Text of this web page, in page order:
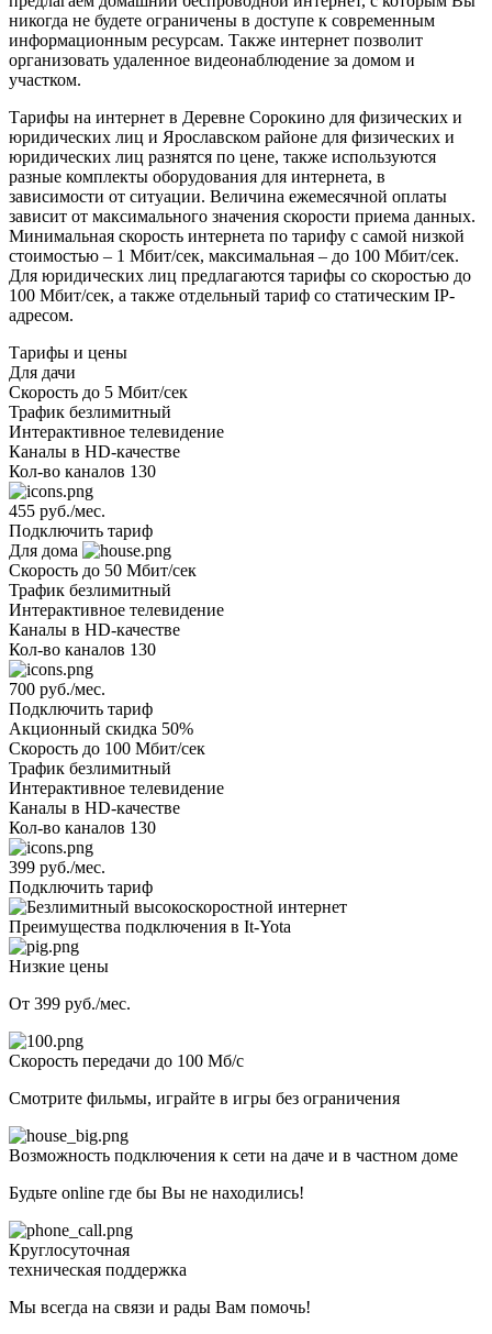
никогда не будете ограничены в доступе к современным
информационным ресурсам. Также интернет позволит
организовать удаленное видеонаблюдение за домом и
участком.
Тарифы на интернет в Деревне Сорокино для физических и
юридических лиц и Ярославском районе для физических и
юридических лиц разнятся по цене, также используются
разные комплекты оборудования для интернета, в
зависимости от ситуации. Величина ежемесячной оплаты
зависит от максимального значения скорости приема данных.
Минимальная скорость интернета по тарифу с самой низкой
стоимостью – 1 Мбит/сек, максимальная – до 100 Мбит/сек.
Для юридических лиц предлагаются тарифы со скоростью до
100 Мбит/сек, а также отдельный тариф со статическим IP-
адресом.
Тарифы и цены
Для дачи
Скорость до 5 Мбит/сек
Трафик безлимитный
Интерактивное телевидение
Каналы в HD-качестве
Кол-во каналов 130
455 руб./мес.
Подключить тариф
Для дома
Скорость до 50 Мбит/сек
Трафик безлимитный
Интерактивное телевидение
Каналы в HD-качестве
Кол-во каналов 130
700 руб./мес.
Подключить тариф
Акционный скидка 50%
Скорость до 100 Мбит/сек
Трафик безлимитный
Интерактивное телевидение
Каналы в HD-качестве
Кол-во каналов 130
399 руб./мес.
Подключить тариф
Преимущества подключения в It-Yota
Низкие цены
От 399 руб./мес.
Скорость передачи до 100 Мб/с
Смотрите фильмы, играйте в игры без ограничения
Возможность подключения к сети на даче и в частном доме
Будьте online где бы Вы не находились!
Круглосуточная
техническая поддержка
Мы всегда на связи и рады Вам помочь!